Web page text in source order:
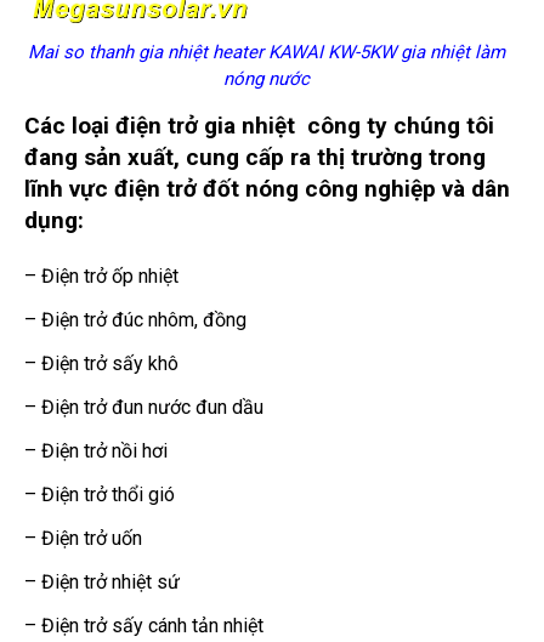
Mai so thanh gia nhiệt heater KAWAI KW-5KW gia nhiệt làm
nóng nước
Các loại điện trở gia nhiệt công ty chúng tôi
đang sản xuất, cung cấp ra thị trường trong
lĩnh vực điện trở đốt nóng công nghiệp và dân
dụng:
– Điện trở ốp nhiệt
– Điện trở đúc nhôm, đồng
– Điện trở sấy khô
– Điện trở đun nước đun dầu
– Điện trở nồi hơi
– Điện trở thổi gió
– Điện trở uốn
– Điện trở nhiệt sứ
– Điện trở sấy cánh tản nhiệt